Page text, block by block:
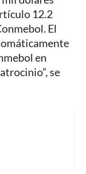
12.2
El
en
se